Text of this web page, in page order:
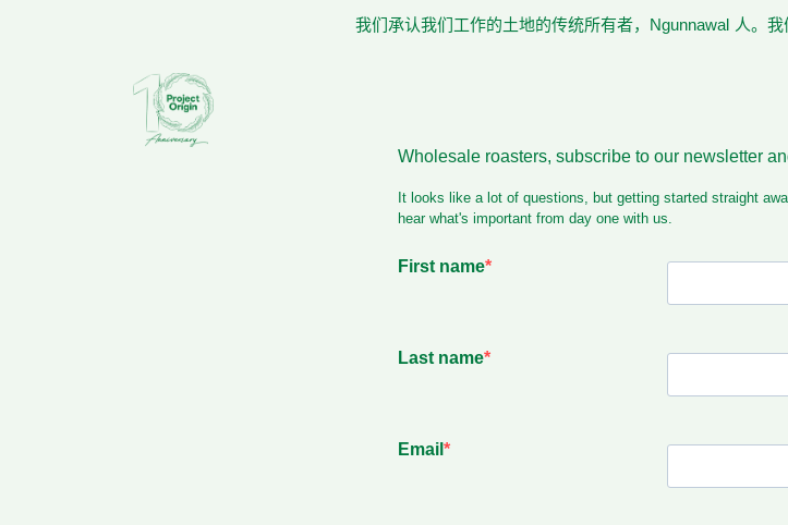
我们承认我们工作的土地的传统所有者，Ngunnawal 人。